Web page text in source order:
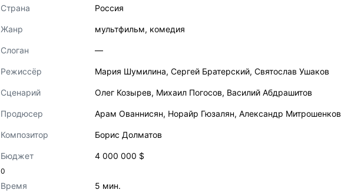
Страна Россия
Жанр мультфильм, комедия
Слоган —
Режиссёр Мария Шумилина, Сергей Братерский, Святослав Ушаков
Сценарий Олег Козырев, Михаил Погосов, Василий Абдрашитов
Продюсер Арам Ованнисян, Норайр Гюзалян, Александр Митрошенков
Композитор Борис Долматов
Бюджет 4 000 000 $
0
Время 5 мин.